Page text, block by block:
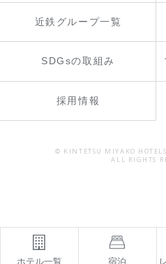
近鉄グループ一覧
SDGsの取組み
採用情報
© KINTETSU MIYAKO
ALL RIGHTS
ホテル一覧 宿泊